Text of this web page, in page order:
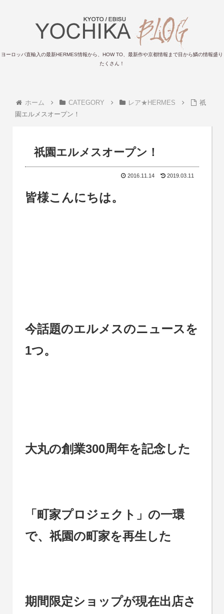
ヨーロッパ直輸入の最新HERMES情報から、HOW TO、最新作や京都情報まで目から鱗の情報盛り
たくさん！
ホーム CATEGORY レア★HERMES
祇
園エルメスオープン！
祇園エルメスオープン！
2016.11.14 2019.03.11
皆様こんにちは。
今話題のエルメスのニュースを
1つ。
大丸の創業300周年を記念した
「町家プロジェクト」の一環
で、祇園の町家を再生した
期間限定ショップが現在出店さ